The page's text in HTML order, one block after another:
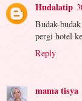
Hudalatip
Budak-
pergi hotel
Reply
mama tisya